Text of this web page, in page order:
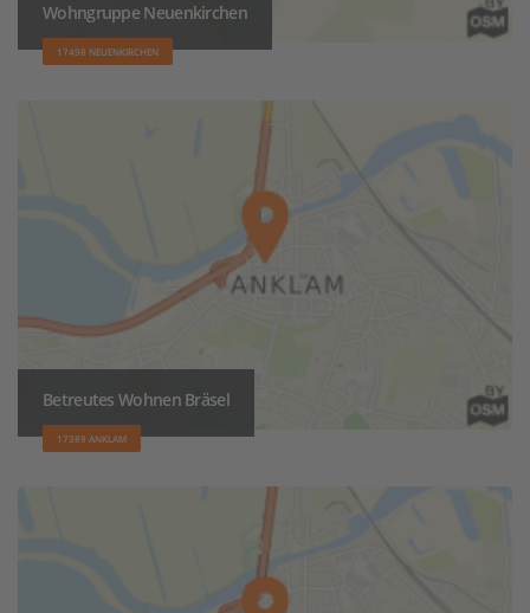
Wohngruppe Neuenkirchen
17498 NEUENKIRCHEN
Betreutes Wohnen Bräsel
17389 ANKLAM